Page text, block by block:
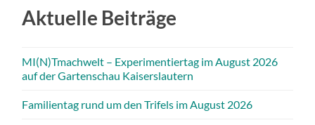
Aktuelle Beiträge
MI(N)Tmachwelt – Experimentiertag im August 2026
auf der Gartenschau Kaiserslautern
Familientag rund um den Trifels im August 2026